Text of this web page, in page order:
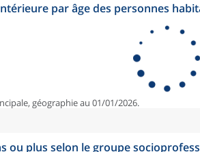
par âge des personnes
géographie au 01/01/2026.
ou plus selon le groupe